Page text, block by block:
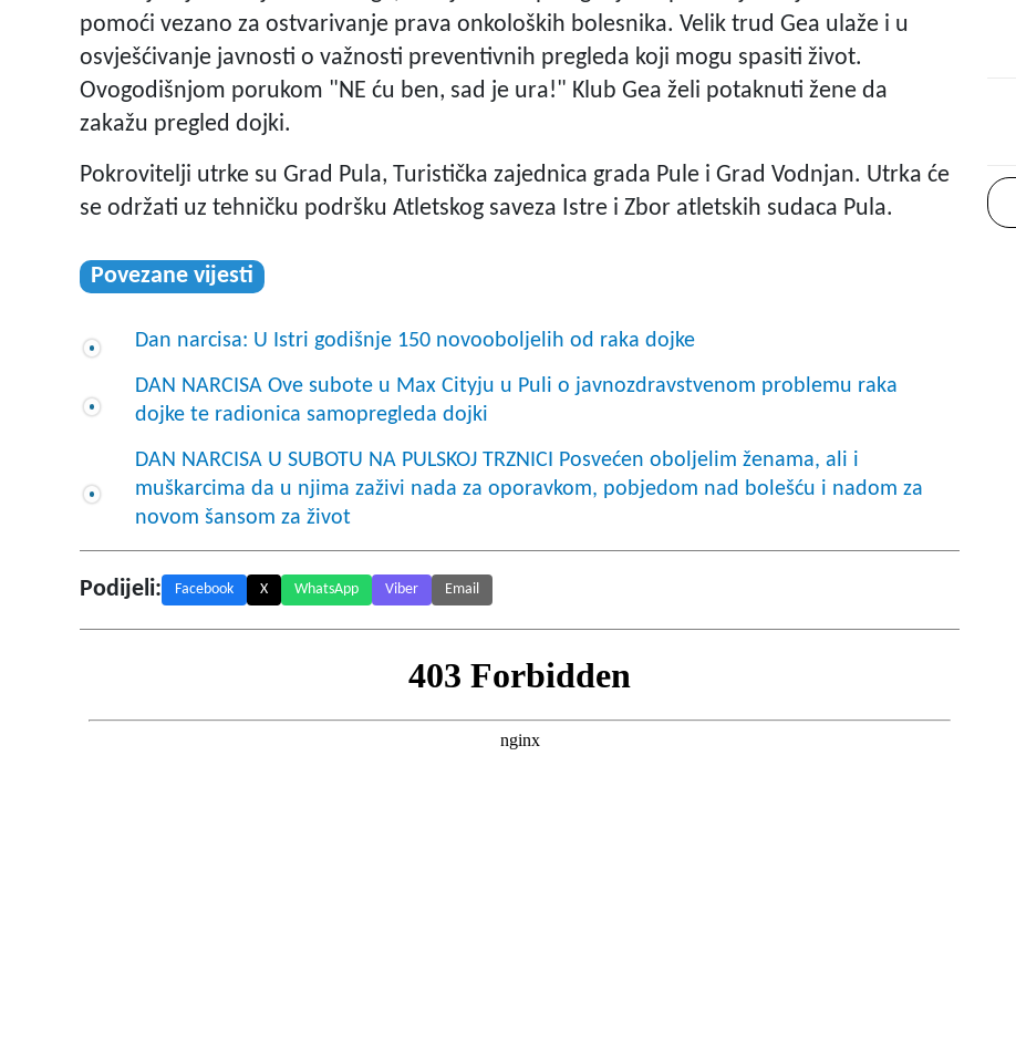
pomoći vezano za ostvarivanje prava onkoloških bolesnika. Velik trud Gea ulaže i u
osvješćivanje javnosti o važnosti preventivnih pregleda koji mogu spasiti život.
Ovogodišnjom porukom "NE ću ben, sad je ura!" Klub Gea želi potaknuti žene da
zakažu pregled dojki.
Pokrovitelji utrke su Grad Pula, Turistička zajednica grada Pule i Grad Vodnjan. Utrka će
se održati uz tehničku podršku Atletskog saveza Istre i Zbor atletskih sudaca Pula.
Povezane vijesti
Dan narcisa: U Istri godišnje 150 novooboljelih od raka dojke
DAN NARCISA Ove subote u Max Cityju u Puli o javnozdravstvenom problemu raka
dojke te radionica samopregleda dojki
DAN NARCISA U SUBOTU NA PULSKOJ TRZNICI Posvećen oboljelim ženama, ali i
muškarcima da u njima zaživi nada za oporavkom, pobjedom nad bolešću i nadom za
novom šansom za život
Podijeli: Facebook X WhatsApp Viber Email